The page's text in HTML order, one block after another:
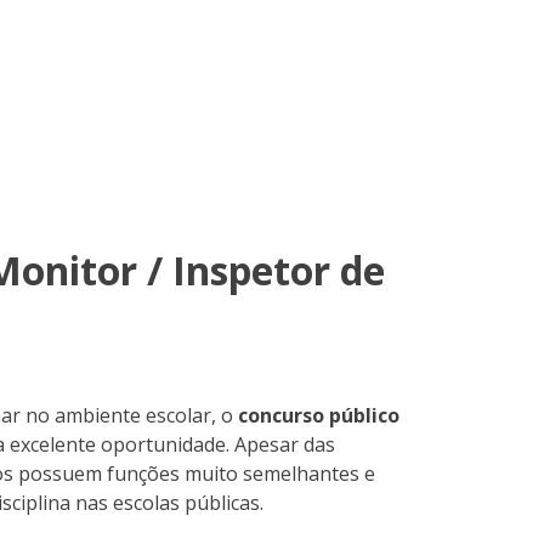
/ Inspetor de
no ambiente escolar, o concurso público
excelente oportunidade. Apesar das
possuem funções muito semelhantes e
nas escolas públicas.